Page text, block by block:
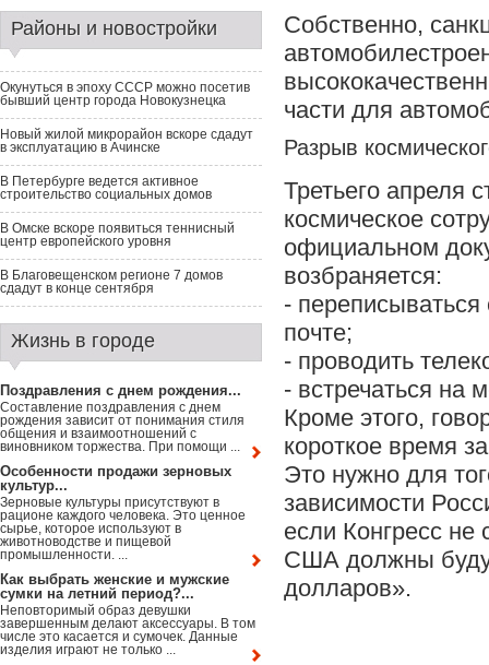
Собственно,
части для
Разрыв
Третьего апреля
космическое
официальном
возбраняется:
-
почте;
- проводить
- встречаться на
Кроме этого,
короткое время
Это нужно для
зависимости
если Конгресс
США должны
долларов».
Районы и новостройки
Окунуться в эпоху СССР можно посетив
бывший центр города Новокузнецка
Новый жилой микрорайон вскоре сдадут
в эксплуатацию в Ачинске
В Петербурге ведется активное
строительство социальных домов
В Омске вскоре появиться теннисный
центр европейского уровня
В Благовещенском регионе 7 домов
сдадут в конце сентября
Жизнь в городе
Поздравления с днем рождения...
Составление поздравления с днем
рождения зависит от понимания стиля
общения и взаимоотношений с
виновником торжества. При помощи ...
Особенности продажи зерновых
культур...
Зерновые культуры присутствуют в
рационе каждого человека. Это ценное
сырье, которое используют в
животноводстве и пищевой
промышленности. ...
Как выбрать женские и мужские
сумки на летний период?...
Неповторимый образ девушки
завершенным делают аксессуары. В том
числе это касается и сумочек. Данные
изделия играют не только ...